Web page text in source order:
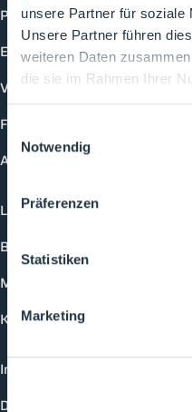
unsere Partner für soziale
Unsere Partner führen
weiteren Daten
die sie im Rahmen Ihrer
Einwilligungsauswahl
Notwendig
Präferenzen
Statistiken
Marketing
Produkte
Events
Vorträge
Future-Faces
Academy
Login
Buchungsmöglichkeiten
Medienformate
Kontakt
Impressum
Datenschutzerklärung